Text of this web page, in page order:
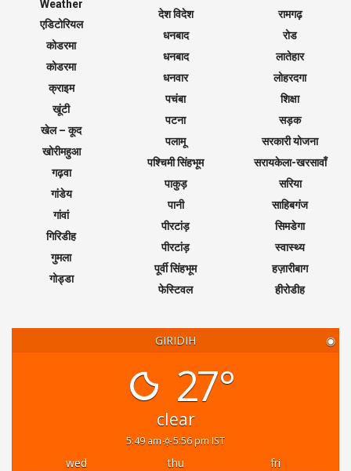
Weather
एडिटोरियल
कोडरमा
कोडरमा
क्राइम
खूंटी
खेल – कूद
खोरीमहुआ
गढ़वा
गांडेय
गांवां
गिरिडीह
गुमला
गोड्डा
देश विदेश
धनबाद
धनबाद
धनवार
पचंबा
पटना
पलामू
पश्चिमी सिंहभूम
पाकुड़
पानी
पीरटांड़
पीरटांड़
पूर्वी सिंहभूम
फेस्टिवल
रामगढ़
रोड
लातेहार
लोहरदगा
शिक्षा
सड़क
सरकारी योजना
सरायकेला-खरसावाँ
सरिया
साहिबगंज
सिमडेगा
स्वास्थ्य
हज़ारीबाग
हीरोडीह
GIRIDIH ◉
27°
clear
5:49 am 5:56 pm IST
wed thu
fri